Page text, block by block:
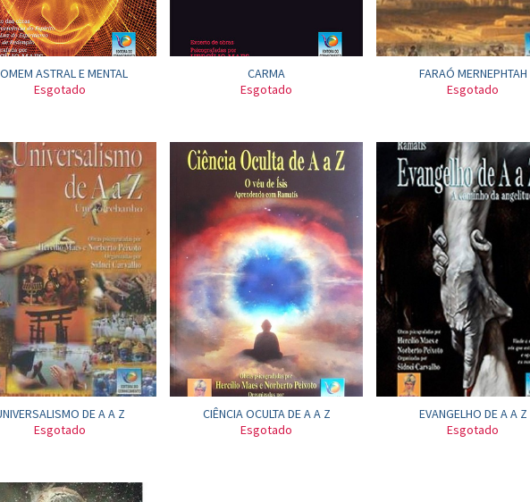
ASTRAL E MENTAL
Esgotado
CARMA
Esgotado
FARAÓ MERNEPHTAH
Esgotado
DE A A Z
Esgotado
CIÊNCIA OCULTA DE A A Z
Esgotado
EVANGELHO DE A A Z
Esgotado